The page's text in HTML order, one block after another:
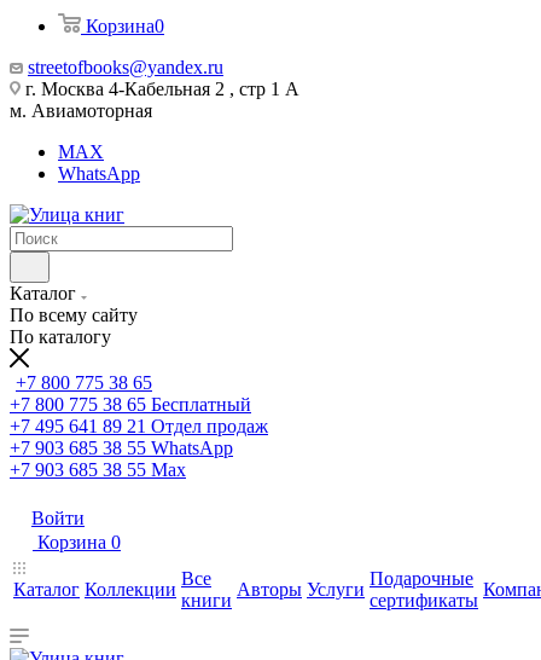
Корзина0
streetofbooks@yandex.ru
г. Москва 4-Кабельная 2 , стр 1 А
м. Авиамоторная
MAX
WhatsApp
Каталог
По всему сайту
По каталогу
+7 800 775 38 65
+7 800 775 38 65 Бесплатный
+7 495 641 89 21 Отдел продаж
+7 903 685 38 55 WhatsApp
+7 903 685 38 55 Max
Войти
Корзина 0
Каталог Коллекции
Все
книги
Авторы Услуги
Подарочные
сертификаты